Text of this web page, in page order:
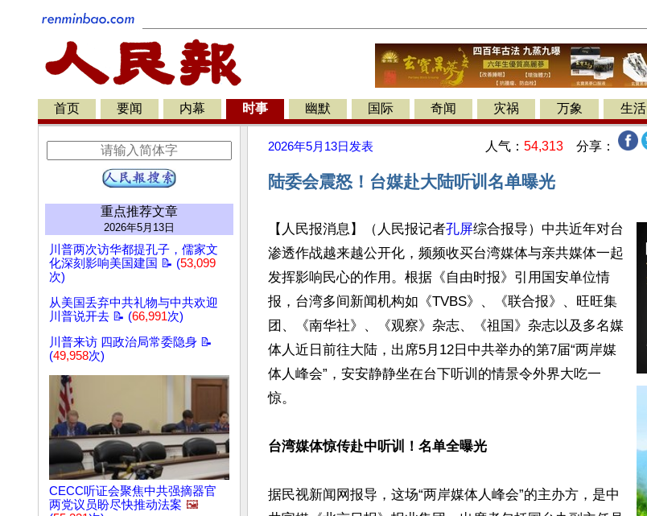
首页 要闻 内幕 时事 幽默 国际 奇闻 灾祸 万象 生活
重点推荐文章
2026年5月13日
川普两次访华都提孔子，儒家文
化深刻影响美国建国 📝 (53,099
次)
从美国丢弃中共礼物与中共欢迎
川普说开去 📝 (66,991次)
川普来访 四政治局常委隐身 📝
(49,958次)
CECC听证会聚焦中共强摘器官
两党议员盼尽快推动法案 🖼️
2026年5月13日 发表 人气： 54,313 分享：
陆委会震怒！台媒赴大陆听训名单曝光
【人民报消息】（人民报记者孔屏综合报导）中共近年对台
渗透作战越来越公开化，频频收买台湾媒体与亲共媒体一起
发挥影响民心的作用。根据《自由时报》引用国安单位情
报，台湾多间新闻机构如《TVBS》、《联合报》、旺旺集
团、《南华社》、《观察》杂志、《祖国》杂志以及多名媒
体人近日前往大陆，出席5月12日中共举办的第7届“两岸媒
体人峰会”，安安静静坐在台下听训的情景令外界大吃一
惊。
台湾媒体惊传赴中听训！名单全曝光
据民视新闻网报导，这场“两岸媒体人峰会”的主办方，是中